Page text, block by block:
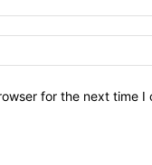
for the next time I